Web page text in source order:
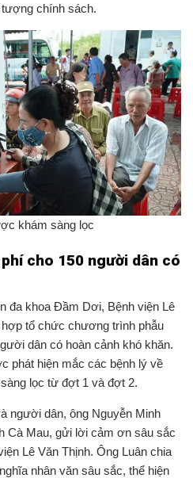
chính sách.
khám sàng lọc
cho 150 người dân có
đa khoa Đầm Dơi, Bệnh viện Lê
tổ chức chương trình phẫu
dân có hoàn cảnh khó khăn.
phát hiện mắc các bệnh lý về
lọc từ đợt 1 và đợt 2.
người dân, ông Nguyễn Minh
Cà Mau, gửi lời cảm ơn sâu sắc
Lê Văn Thịnh. Ông Luân chia
nhân văn sâu sắc, thể hiện